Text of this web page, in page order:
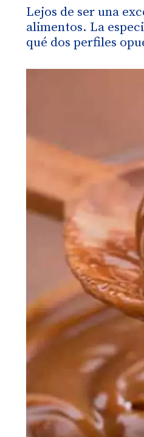
Lejos de ser una
alimentos. La
qué dos perfiles